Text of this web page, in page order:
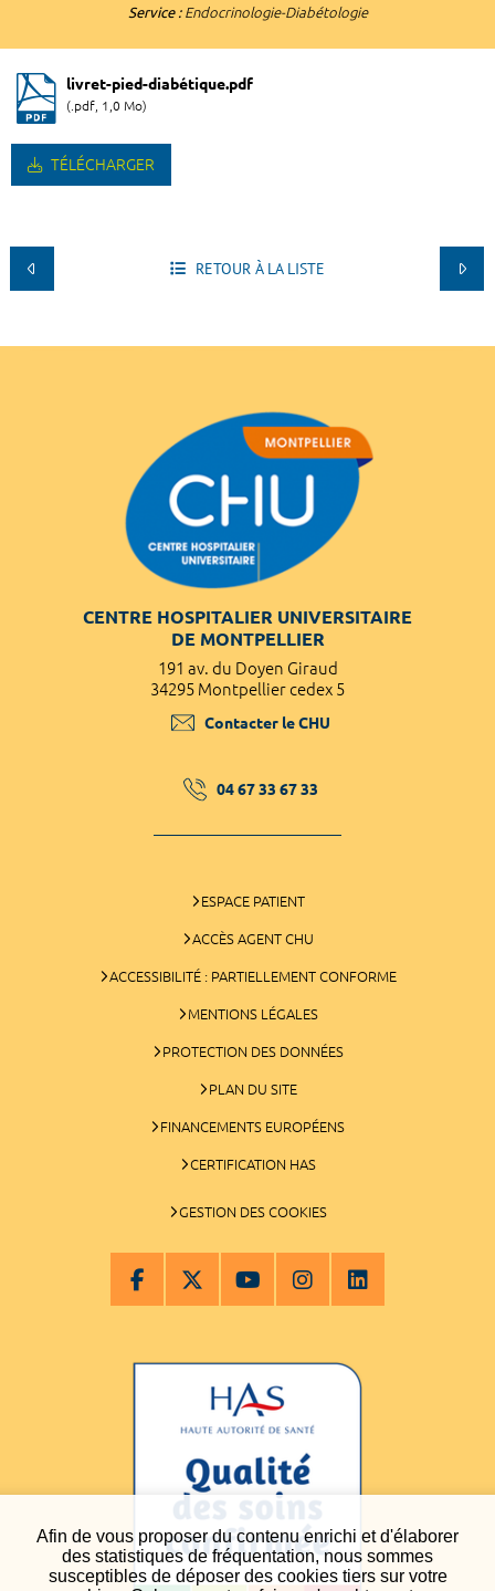
Afin de vous proposer du contenu enrichi et d'élaborer
des statistiques de fréquentation, nous sommes
susceptibles de déposer des cookies tiers sur votre
Service : Endocrinologie-Diabétologie
livret-pied-diabétique.pdf
(.pdf, 1,0 Mo)
TÉLÉCHARGER
RETOUR À LA LISTE
CENTRE HOSPITALIER UNIVERSITAIRE
DE MONTPELLIER
191 av. du Doyen Giraud
34295 Montpellier cedex 5
Contacter le CHU
04 67 33 67 33
ESPACE PATIENT
ACCÈS AGENT CHU
ACCESSIBILITÉ : PARTIELLEMENT CONFORME
MENTIONS LÉGALES
PROTECTION DES DONNÉES
PLAN DU SITE
FINANCEMENTS EUROPÉENS
CERTIFICATION HAS
GESTION DES COOKIES